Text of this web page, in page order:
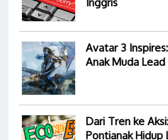
Avatar 3
Anak Muda Lead
Dari Tren ke
Pontianak Hidup